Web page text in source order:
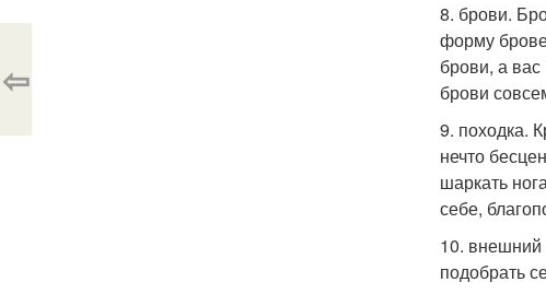
8. брови.
форму
брови, а
брови
9. походка.
нечто
шаркать
себе,
10. внешний
подобрать
⇦